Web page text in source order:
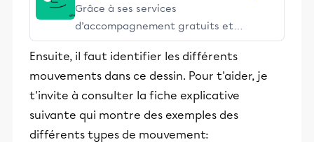
Grâce à ses services
d’accompagnement gratuits et
stimulants, Alloprof engage les élèves
et leurs parents dans la réussite
éducative.
Ensuite, il faut identifier les différents
mouvements dans ce dessin. Pour t'aider, je
t'invite à consulter la fiche explicative
suivante qui montre des exemples des
différents types de mouvement: